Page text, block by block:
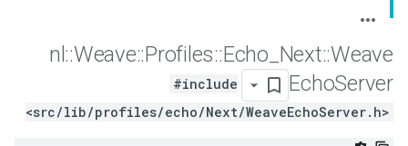
nl ::Weave::Profiles::Echo Next::Weave
EchoServer
#include
<src/lib/profiles/echo/Next/WeaveEchoServer.h>